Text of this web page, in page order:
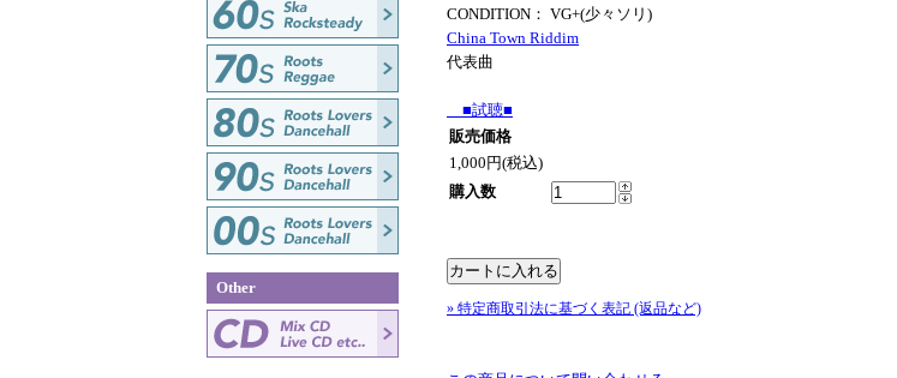
CONDITION： VG+(少々ソリ)
China Town Riddim
代表曲
■試聴■
販売価格
1,000円(税込)
購入数
» 特定商取引法に基づく表記 (返品など)
Other